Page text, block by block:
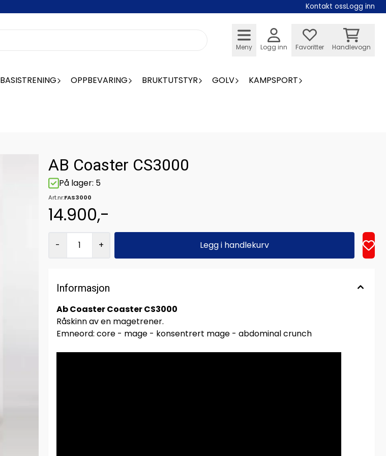
Kontakt ossLogg inn
Meny Logg inn Favoritter Handlevogn
BASISTRENING OPPBEVARING BRUKTUTSTYR GOLV
KAMPSPORT
AB Coaster CS3000
På lager: 5
Art.nr:FAS3000
14.900,-
- + Legg i handlekurv
Informasjon
Ab Coaster Coaster CS3000
Råskinn av en magetrener.
Emneord: core - mage - konsentrert mage - abdominal crunch